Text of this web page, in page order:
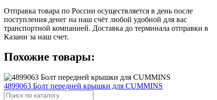
Отправка товара по России осуществляется в день после
поступления денег на наш счёт любой удобной для вас
транспортной компанией. Доставка до терминала отправки в
Казани за наш счет.
Похожие товары:
4899063 Болт передней крышки для CUMMINS